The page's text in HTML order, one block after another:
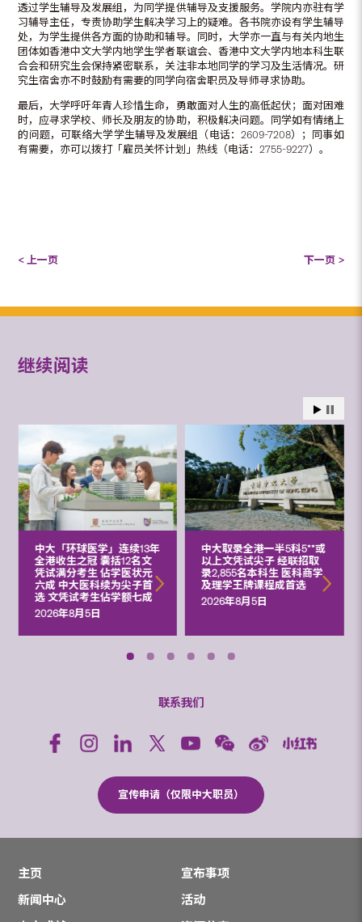
透过学生辅导及发展组，为同学提供辅导及支援服务。学院内亦驻有学
习辅导主任，专责协助学生解决学习上的疑难。各书院亦设有学生辅导
处，为学生提供各方面的协助和辅导。同时，大学亦一直与有关内地生
团体如香港中文大学内地学生学者联谊会、香港中文大学内地本科生联
合会和研究生会保持紧密联系，关注非本地同学的学习及生活情况。研
究生宿舍亦不时鼓励有需要的同学向宿舍职员及导师寻求协助。
最后，大学呼吁年青人珍惜生命，勇敢面对人生的高低起伏；面对困难
时，应寻求学校、师长及朋友的协助，积极解决问题。同学如有情绪上
的问题，可联络大学学生辅导及发展组（电话：2609-7208）；同事如
有需要，亦可以拨打「雇员关怀计划」热线（电话：2755-9227）。
< 上一页 下一页 >
继续阅读
中大「环球医学」连续13年
全港收生之冠 囊括12名文
凭试满分考生 佔学医状元
六成 中大医科续为尖子首
选 文凭试考生佔学额七成
2026年8月5日
中大取录全港一半5科5**或
以上文凭试尖子 经联招取
录2,855名本科生 医科商学
及理学王牌课程成首选
2026年8月5日
联系我们
宣传申请（仅限中大职员）
主页
宣布事项
新闻中心
活动